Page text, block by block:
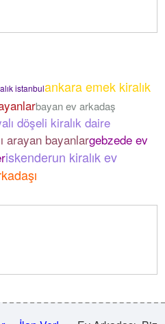
istanbulankara emek kiralık
bayan ev arkadaş
döşeli kiralık daire
arayan bayanlargebzede ev
iskenderun kiralık ev